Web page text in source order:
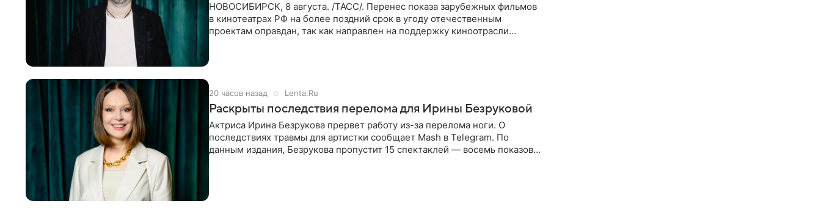
НОВОСИБИРСК, 8 августа. /ТАСС/. Перенес показа зарубежных фильмов
в кинотеатрах РФ на более поздний срок в угоду отечественным
проектам оправдан, так как направлен на поддержку киноотрасли
20 часов назад Lenta.Ru
Раскрыты последствия перелома для Ирины Безруковой
Актриса Ирина Безрукова прервет работу из-за перелома ноги. О
последствиях травмы для артистки сообщает Mash в Telegram. По
данным издания, Безрукова пропустит 15 спектаклей — восемь показов